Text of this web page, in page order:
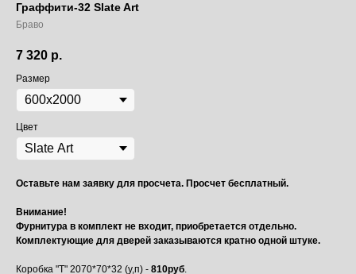
Граффити-32 Slate Art
Браво
7 320 р.
Размер
Цвет
Оставьте нам заявку для просчета. Просчет бесплатный.
Внимание!
Фурнитура в комплект не входит, приобретается отдельно.
Комплектующие для дверей заказываются кратно одной штуке.
Коробка "Т" 2070*70*32 (у,п) - 810руб.